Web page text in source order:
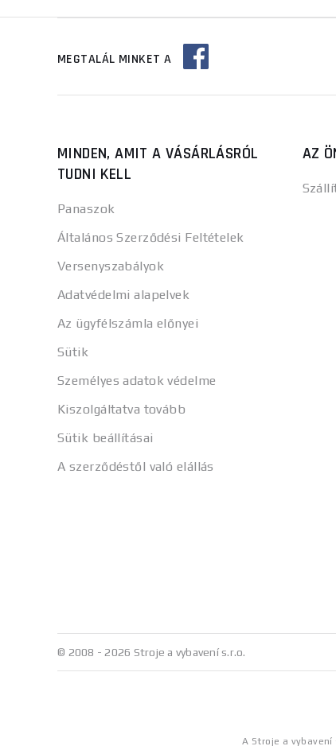
MEGTALÁL MINKET A
MINDEN, AMIT A VÁSÁRLÁSRÓL
TUDNI KELL
Panaszok
Általános Szerződési Feltételek
Versenyszabályok
Adatvédelmi alapelvek
Az ügyfélszámla előnyei
Sütik
Személyes adatok védelme
Kiszolgáltatva tovább
Sütik beállításai
A szerződéstől való elállás
AZ
© 2008 - 2026 Stroje a vybavení s.r.o.
A Stroje a